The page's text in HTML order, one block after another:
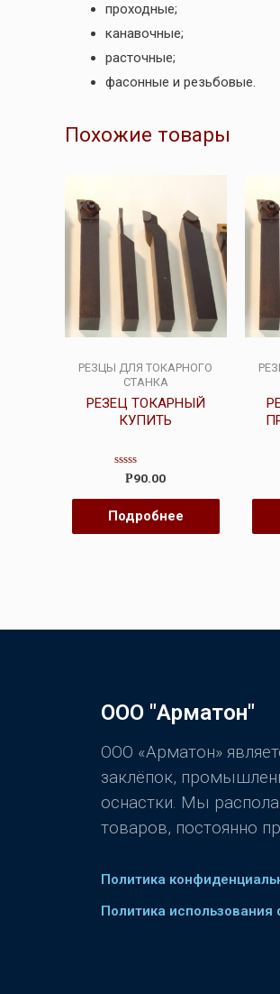
проходные;
канавочные;
расточные;
фасонные и резьбовые.
Похожие товары
РЕЗЦЫ ДЛЯ ТОКАРНОГО
СТАНКА
РЕЗЕЦ ТОКАРНЫЙ
КУПИТЬ
Оценка
из
5
Р90.00
Подробнее
ООО "Арматон"
ООО «Арматон»
заклёпок,
оснастки. Мы
товаров, постоянно
Политика
Политика